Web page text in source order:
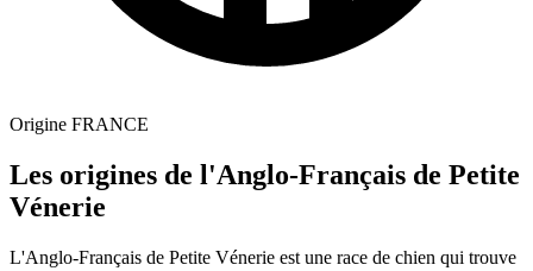
Origine FRANCE
Les origines de l'Anglo-Français de Petite
Vénerie
L'Anglo-Français de Petite Vénerie est une race de chien qui trouve